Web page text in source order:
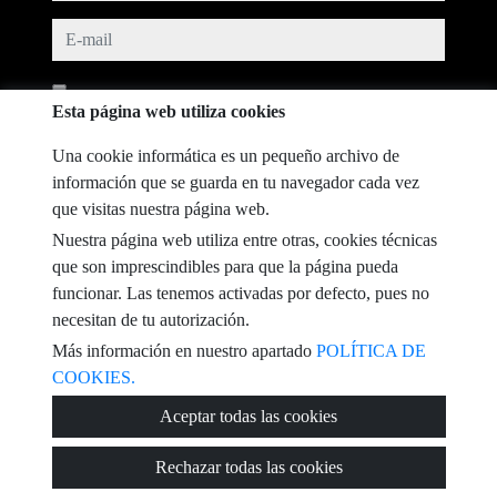
e-mail
Captcha
Esta página web utiliza cookies
Una cookie informática es un pequeño archivo de
información que se guarda en tu navegador cada vez
que visitas nuestra página web.
Nuestra página web utiliza entre otras, cookies técnicas
que son imprescindibles para que la página pueda
funcionar. Las tenemos activadas por defecto, pues no
necesitan de tu autorización.
Más información en nuestro apartado POLÍTICA DE
COOKIES.
Aceptar todas las cookies
Rechazar todas las cookies